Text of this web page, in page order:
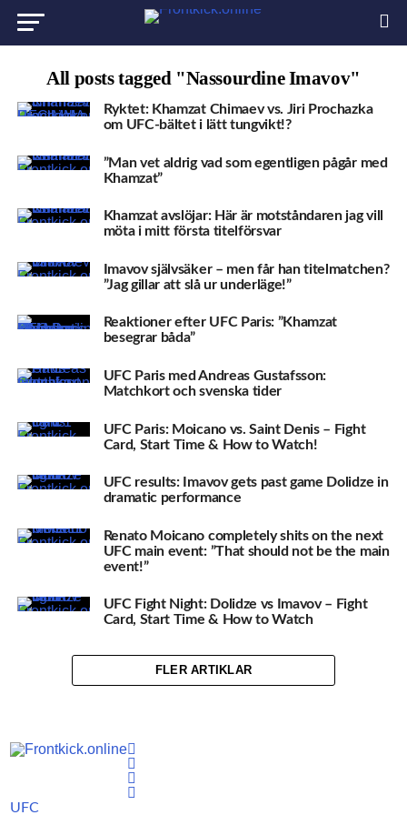
All posts tagged "Nassourdine Imavov"
Ryktet: Khamzat Chimaev vs. Jiri Prochazka
om UFC-bältet i lätt tungvikt!?
”Man vet aldrig vad som egentligen pågår med
Khamzat”
Khamzat avslöjar: Här är motståndaren jag vill
möta i mitt första titelförsvar
Imavov självsäker – men får han titelmatchen?
”Jag gillar att slå ur underläge!”
Reaktioner efter UFC Paris: ”Khamzat
besegrar båda”
UFC Paris med Andreas Gustafsson:
Matchkort och svenska tider
UFC Paris: Moicano vs. Saint Denis – Fight
Card, Start Time & How to Watch!
UFC results: Imavov gets past game Dolidze in
dramatic performance
Renato Moicano completely shits on the next
UFC main event: ”That should not be the main
event!”
UFC Fight Night: Dolidze vs Imavov – Fight
Card, Start Time & How to Watch
FLER ARTIKLAR
UFC